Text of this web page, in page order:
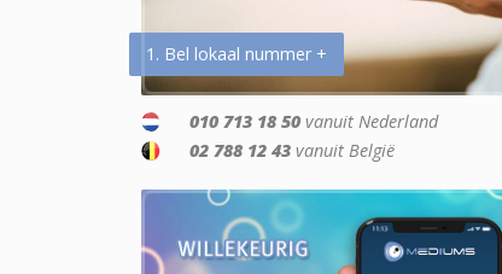
1. Bel lokaal nummer +
010 713 18 50 vanuit Nederland
02 788 12 43 vanuit België